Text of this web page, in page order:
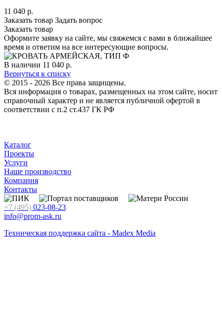
11 040 р.
Заказать товар Задать вопрос
Заказать товар
Оформите заявку на сайте, мы свяжемся с вами в ближайшее
время и ответим на все интересующие вопросы.
В наличии 11 040 р.
Вернуться к списку
© 2015 - 2026 Все права защищены.
Вся информация о товарах, размещенных на этом сайте, носит
справочный характер и не является публичной офертой в
соответствии с п.2 ст.437 ГК РФ
Каталог
Проекты
Услуги
Наше производство
Компания
Контакты
+7 (495) 023-08-23
info@prom-ask.ru
Техническая поддержка сайта - Madex Media